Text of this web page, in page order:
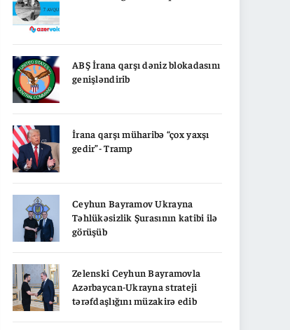
ABŞ İrana qarşı dəniz blokadasını
genişləndirib
İrana qarşı müharibə “çox yaxşı
gedir”- Tramp
Ceyhun Bayramov Ukrayna
Təhlükəsizlik Şurasının katibi ilə
görüşüb
Zelenski Ceyhun Bayramovla
Azərbaycan-Ukrayna strateji
tərəfdaşlığını müzakirə edib